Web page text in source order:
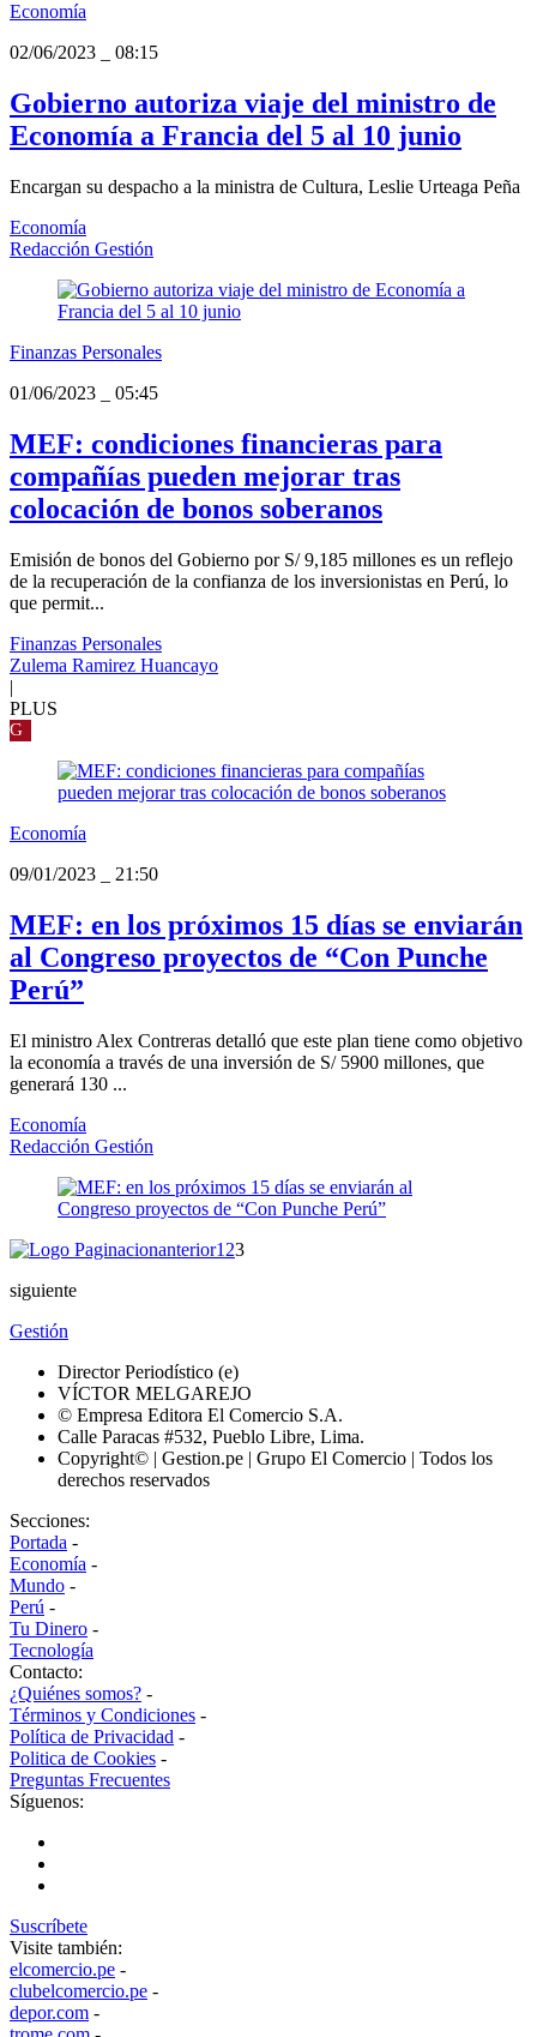
Economía
02/06/2023
08:15
Gobierno autoriza viaje del ministro de
Economía a Francia del 5 al 10 junio
Encargan su despacho a la ministra de Cultura, Leslie Urteaga Peña
Economía
Redacción Gestión
Finanzas Personales
01/06/2023
05:45
MEF: condiciones financieras para
compañías pueden mejorar tras
colocación de bonos soberanos
Emisión de bonos del Gobierno por S/ 9,185 millones es un reflejo
de la recuperación de la confianza de los inversionistas en Perú, lo
que permit...
Finanzas Personales
Zulema Ramirez Huancayo
|
PLUS
G
Economía
09/01/2023
21:50
MEF: en los próximos 15 días se enviarán
al Congreso proyectos de “Con Punche
Perú”
El ministro Alex Contreras detalló que este plan tiene como objetivo
la economía a través de una inversión de S/ 5900 millones, que
generará 130 ...
Economía
Redacción Gestión
anterior1 23
siguiente
Gestión
Director Periodístico (e)
VÍCTOR MELGAREJO
© Empresa Editora El Comercio S.A.
Calle Paracas #532, Pueblo Libre, Lima.
Copyright© | Gestion.pe | Grupo El Comercio | Todos los
derechos reservados
Secciones:
Portada -
Economía -
Mundo -
Perú -
Tu Dinero -
Tecnología
Contacto:
¿Quiénes somos? -
Términos y Condiciones -
Política de Privacidad -
Politica de Cookies -
Preguntas Frecuentes
Síguenos:
Suscríbete
Visite también:
elcomercio.pe -
clubelcomercio.pe -
depor.com -